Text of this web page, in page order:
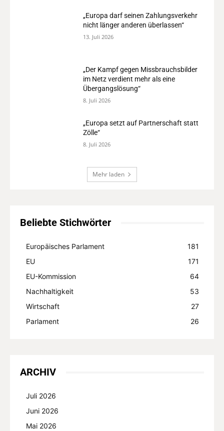
„Europa darf seinen Zahlungsverkehr
nicht länger anderen überlassen“
13. Juli 2026
„Der Kampf gegen Missbrauchsbilder
im Netz verdient mehr als eine
Übergangslösung“
8. Juli 2026
„Europa setzt auf Partnerschaft statt
Zölle“
8. Juli 2026
Mehr laden
Beliebte Stichwörter
Europäisches Parlament
181
EU
171
EU-Kommission
64
Nachhaltigkeit
53
Wirtschaft
27
Parlament
26
ARCHIV
Juli 2026
Juni 2026
Mai 2026